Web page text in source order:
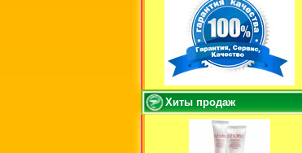
Хиты продаж